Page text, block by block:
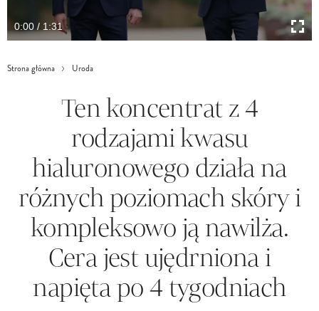
0:00 / 1:31
Strona główna Uroda
Ten koncentrat z 4
rodzajami kwasu
hialuronowego działa na
różnych poziomach skóry i
kompleksowo ją nawilża.
Cera jest ujędrniona i
napięta po 4 tygodniach